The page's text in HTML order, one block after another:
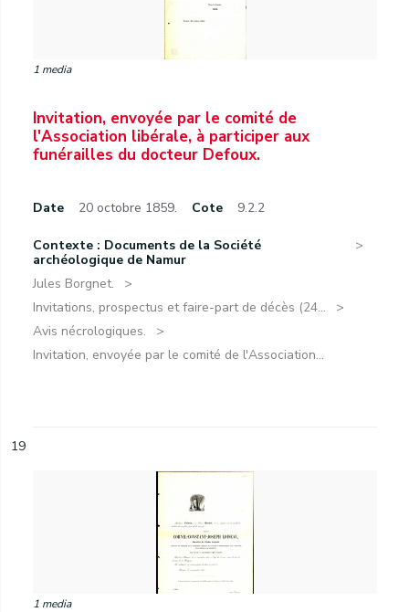
1 media
Invitation, envoyée par le comité de
l'Association libérale, à participer aux
funérailles du docteur Defoux.
Date 20 octobre 1859. Cote 9.2.2
Contexte : Documents de la Société
archéologique de Namur
Jules Borgnet.
Invitations, prospectus et faire-part de décès (24...
Avis nécrologiques.
Invitation, envoyée par le comité de l'Association...
19
1 media